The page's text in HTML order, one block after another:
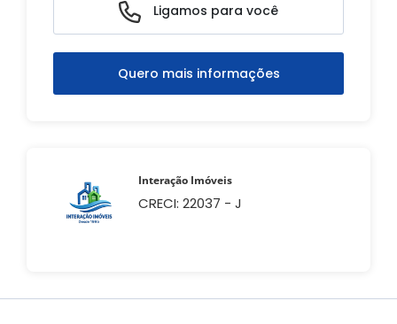
Ligamos para você
Quero mais informações
Interação Imóveis
CRECI: 22037 - J